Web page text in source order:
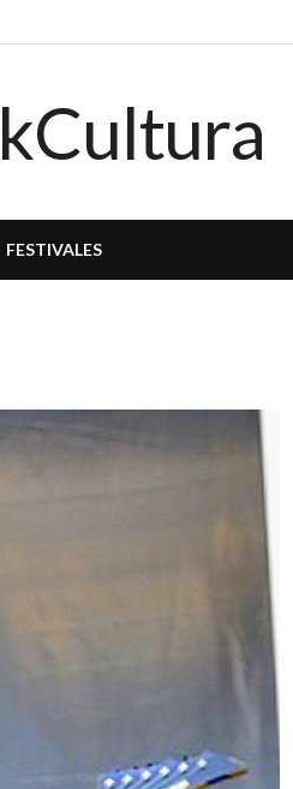
FESTIVALES